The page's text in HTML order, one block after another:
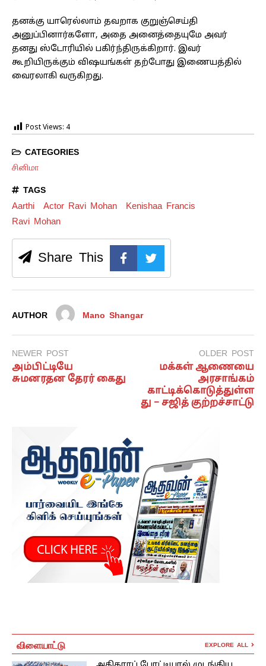
தனக்கு யாரெல்லாம் தவறாக குறுஞ்செய்தி
அனுப்பினார்களோ, அதை அனைத்தையுமே அவர்
தனது ஸ்டோரியில் பகிர்ந்திருக்கிறார். இவர்
கூறியிருக்கும் விஷயங்கள் தற்போது இணையத்தில்
வைரலாகி வருகிறது.
Post Views: 4
CATEGORIES
சினிமா
TAGS
Aarthi Actor Ravi Mohan
Kenishaa Francis
Ravi Mohan
Share This
AUTHOR Mano Shangar
NEWER POST
அம்பிட்டியே
சுமனரதன தேரர் கைது
OLDER POST
மக்கள் ஆணையை
அரசாங்கம்
காட்டிக்கொடுத்துள்ள
து – சஜித் குற்றச்சாட்டு
விளையாட்டு EXPLORE ALL